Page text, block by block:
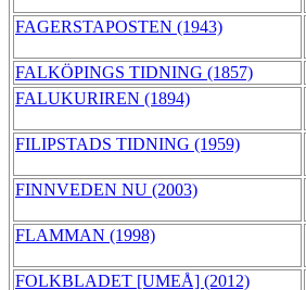
FAGERSTAPOSTEN (1943)
FALKÖPINGS TIDNING (1857)
FALUKURIREN (1894)
FILIPSTADS TIDNING (1959)
FINNVEDEN NU (2003)
FLAMMAN (1998)
FOLKBLADET [UMEÅ] (2012)